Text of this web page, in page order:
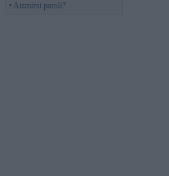
• Aizmirsi paroli?